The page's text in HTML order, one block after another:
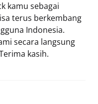
kamu sebagai
terus berkembang
Indonesia.
secara langsung
kasih.